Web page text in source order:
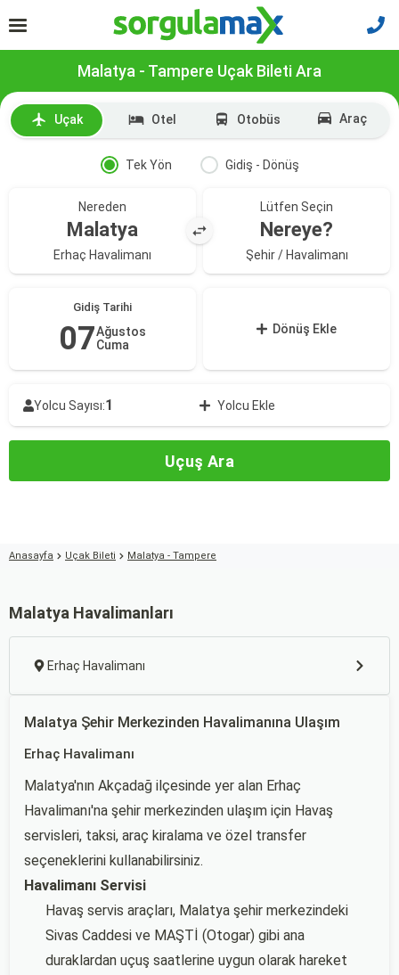
Malatya - Tampere Uçak Bileti Ara
Uçak Otel Otobüs Araç
Tek Yön Gidiş - Dönüş
Nereden
Malatya
Erhaç Havalimanı
Lütfen Seçin
Nereye?
Şehir / Havalimanı
Gidiş Tarihi
07Ağustos
Cuma
Dönüş Ekle
Yolcu Sayısı:1 Yolcu Ekle
Uçuş Ara
Anasayfa Uçak Bileti Malatya - Tampere
Malatya Havalimanları
Erhaç Havalimanı
Malatya Şehir Merkezinden Havalimanına Ulaşım
Erhaç Havalimanı
Malatya'nın Akçadağ ilçesinde yer alan Erhaç
Havalimanı'na şehir merkezinden ulaşım için Havaş
servisleri, taksi, araç kiralama ve özel transfer
seçeneklerini kullanabilirsiniz.
Havalimanı Servisi
Havaş servis araçları, Malatya şehir merkezindeki
Sivas Caddesi ve MAŞTİ (Otogar) gibi ana
duraklardan uçuş saatlerine uygun olarak hareket